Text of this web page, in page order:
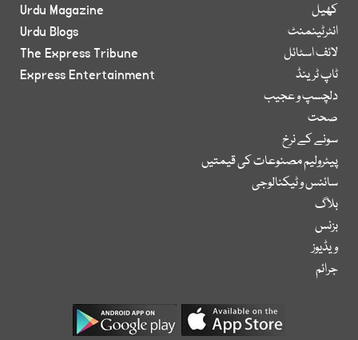
کھیل
انٹرٹینمنٹ
لائف اسٹائل
ٹاپ ٹرینڈ
دلچسپ و عجیب
صحت
سونے کے نرخ
پیٹرولیم مصنوعات کی قیمتیں
سائنس و ٹیکنالوجی
بلاگ
بزنس
ویڈیوز
جرائم
Urdu Magazine
Urdu Blogs
The Express Tribune
Express Entertainment